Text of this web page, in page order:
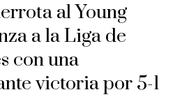
al Young
a la Liga de
con una
victoria por 5-1